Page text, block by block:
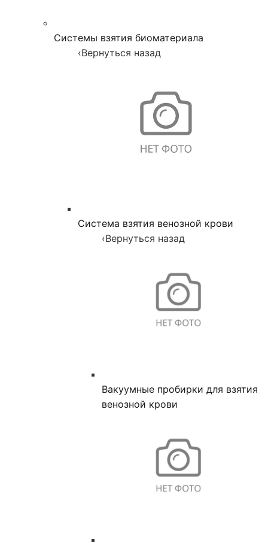
Системы взятия биоматериала
‹Вернуться назад
Система взятия венозной крови
‹Вернуться назад
Вакуумные пробирки для взятия
венозной крови